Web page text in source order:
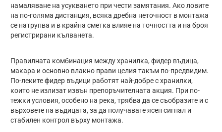
намаляване на усукването при чести замятания. Ако ловите
на по-голяма дистанция, всяка дребна неточност в монтажа
се натрупва и в крайна сметка влияе на точността и на броя
регистрирани кълванета.
Правилната комбинация между хранилка, фидер въдица,
макара и основно влакно прави целия такъм по-предвидим.
По-леките фидер въдици работят най-добре с хранилки,
които не излизат извън препоръчителната акция. При по-
тежки условия, особено на река, трябва да се съобразите и с
върховете на въдицата, за да получавате ясен сигнал и
стабилен контрол върху монтажа.